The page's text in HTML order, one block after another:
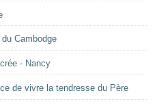
Cambodge
- Nancy
de vivre la tendresse du Père